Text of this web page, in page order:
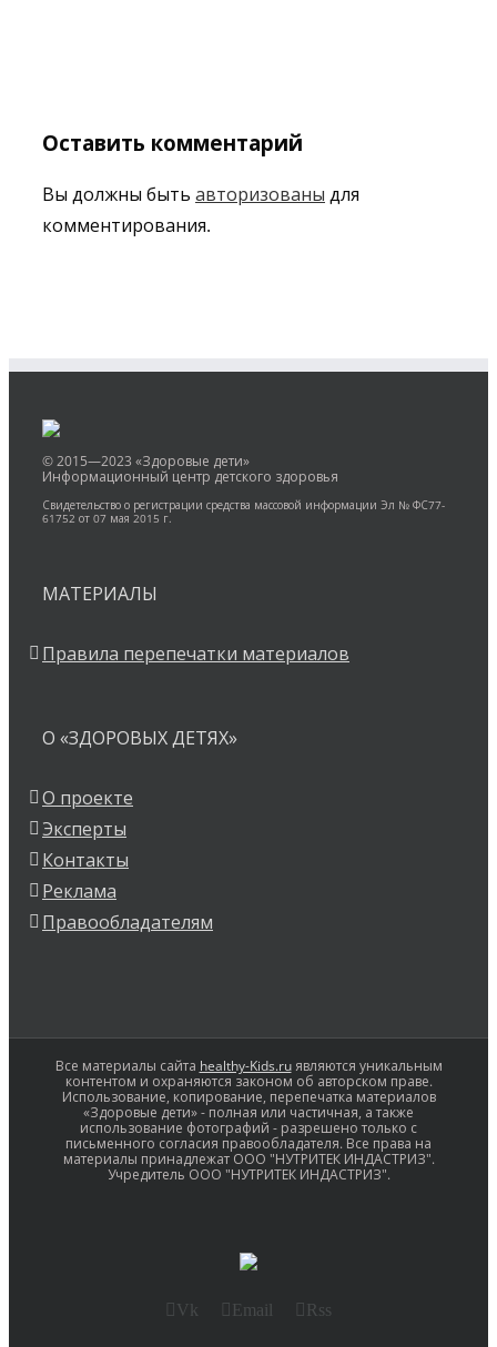
Оставить комментарий
Вы должны быть авторизованы для
комментирования.
© 2015—2023 «Здоровые дети»
Информационный центр детского здоровья
Свидетельство о регистрации средства массовой информации Эл № ФС77-
61752 от 07 мая 2015 г.
МАТЕРИАЛЫ
Правила перепечатки материалов
О «ЗДОРОВЫХ ДЕТЯХ»
О проекте
Эксперты
Контакты
Реклама
Правообладателям
Все материалы сайта healthy-Kids.ruявляются уникальным
контентом и охраняются законом об авторском праве.
Использование, копирование, перепечатка материалов
«Здоровые дети» - полная или частичная, а также
использование фотографий - разрешено только с
письменного согласия правообладателя. Все права на
материалы принадлежат ООО "НУТРИТЕК ИНДАСТРИЗ".
Учредитель ООО "НУТРИТЕК ИНДАСТРИЗ".
Vk Email Rss